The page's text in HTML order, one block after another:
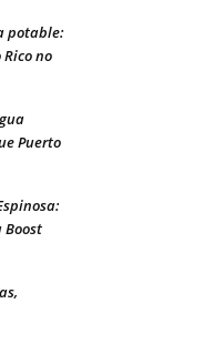
potable:
no
Puerto
Boost